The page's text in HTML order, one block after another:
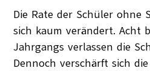
Die Rate der Schüler ohne
sich kaum verändert. Acht
Jahrgangs verlassen die
Dennoch verschärft sich